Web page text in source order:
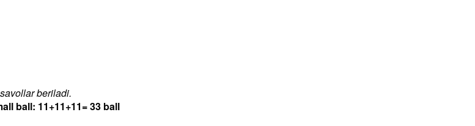
beriladi.
ball: 11+11+11= 33 ball